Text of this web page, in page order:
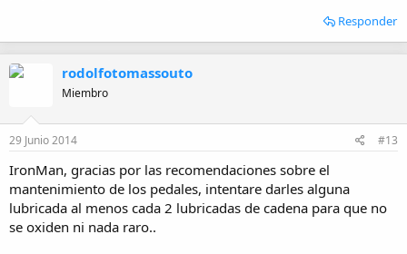
Responder
rodolfotomassouto
Miembro
29 Junio 2014 #13
IronMan, gracias por las recomendaciones sobre el
mantenimiento de los pedales, intentare darles alguna
lubricada al menos cada 2 lubricadas de cadena para que no
se oxiden ni nada raro..